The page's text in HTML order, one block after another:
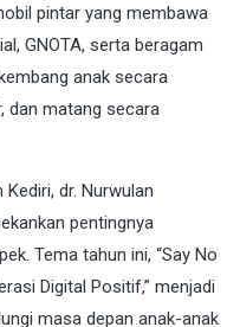
pintar yang membawa
GNOTA, serta beragam
anak secara
dan matang secara
Kediri, dr. Nurwulan
pentingnya
Tema tahun ini, “Say No
Digital Positif,” menjadi
masa depan anak-anak